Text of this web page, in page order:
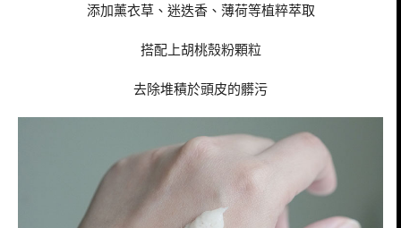
添加薰衣草、迷迭香、薄荷等植粹萃取
搭配上胡桃殼粉顆粒
去除堆積於頭皮的髒污